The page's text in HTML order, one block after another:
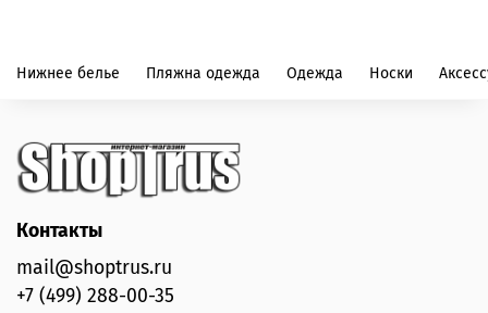
Нижнее белье Пляжна одежда Одежда Носки
Контакты
mail@shoptrus.ru
+7 (499) 288-00-35